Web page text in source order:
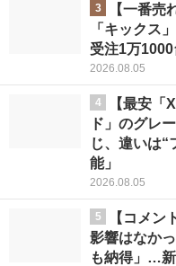
3
【一番
「キックス
受注1万
2026.08.05
4
【最安「
ド」のグレ
じ、違いは“
能」
2026.08.05
5
【コメン
影響はなか
も納得」…